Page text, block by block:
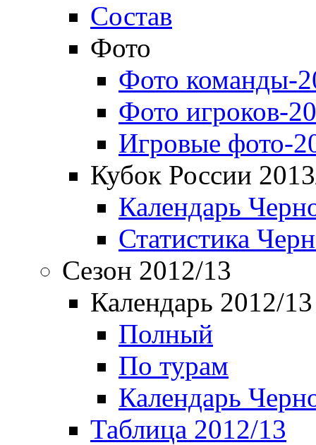
Состав
Фото
Фото команды-
Фото игроков-
Игровые фото-
Кубок России
Календарь
Статистика
Сезон 2012/13
Календарь 2012/13
Полный
По турам
Календарь
Таблица 2012/13